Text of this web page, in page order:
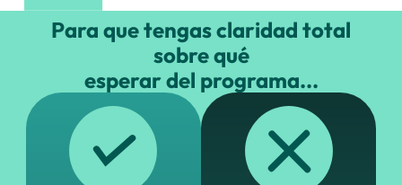
Para que tengas claridad total
sobre qué
esperar del programa...